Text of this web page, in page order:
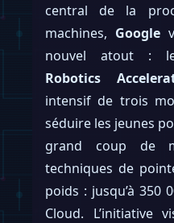
central de la
machines, Google
nouvel atout :
Robotics
intensif de trois
séduire les jeunes
grand coup de
techniques de
poids : jusqu’à 350
Cloud. L’initiative